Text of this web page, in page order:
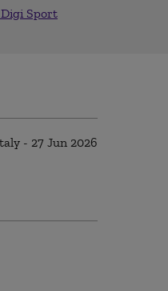
Sport